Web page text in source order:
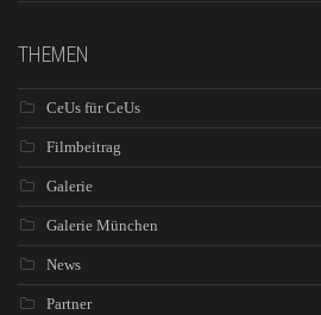
THEMEN
CeUs für CeUs
Filmbeitrag
Galerie
Galerie München
News
Partner